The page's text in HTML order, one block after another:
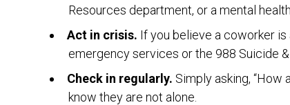
Resources department, or a mental
Act in crisis. If you believe a coworker is
emergency services or the 988 Suicide &
Check in regularly. Simply asking,
know they are not alone.